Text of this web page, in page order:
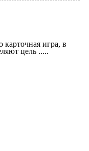
игра, в
цель .....